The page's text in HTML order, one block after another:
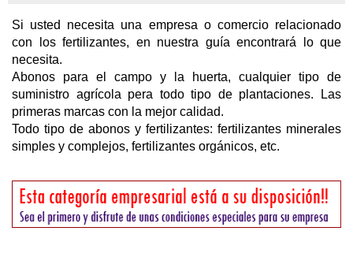
Si usted necesita una empresa o comercio relacionado
con los fertilizantes, en nuestra guía encontrará lo que
necesita.
Abonos para el campo y la huerta, cualquier tipo de
suministro agrícola pera todo tipo de plantaciones. Las
primeras marcas con la mejor calidad.
Todo tipo de abonos y fertilizantes: fertilizantes minerales
simples y complejos, fertilizantes orgánicos, etc.